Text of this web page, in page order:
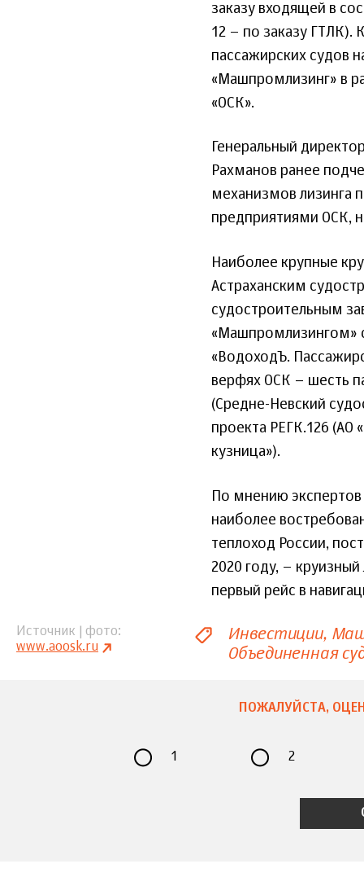
заказу входящей в
12 – по заказу ГТЛК).
пассажирских судов
«Машпромлизинг» в
«ОСК».
Генеральный
Рахманов ранее
механизмов лизинга
предприятиями ОСК,
Наиболее крупные
Астраханским
судостроительным
«Машпромлизингом»
«ВодоходЪ.
верфях ОСК – шесть
(Средне-Невский
проекта РЕГК.126 (АО
кузница»).
По мнению
наиболее
теплоход России,
2020 году, –
первый рейс в
Источник | фото
www.aoosk.ru
Инвестиции
Объединенная
ПОЖАЛУЙСТА,
1 2